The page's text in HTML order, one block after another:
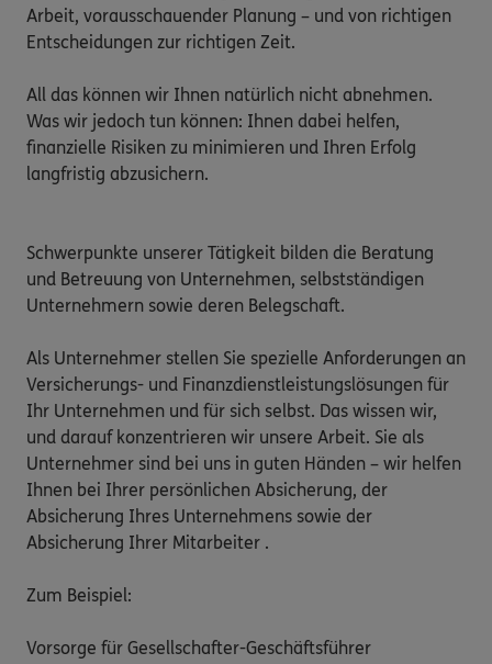
Arbeit, vorausschauender Planung – und von richtigen
Entscheidungen zur richtigen Zeit.
All das können wir Ihnen natürlich nicht abnehmen.
Was wir jedoch tun können: Ihnen dabei helfen,
finanzielle Risiken zu minimieren und Ihren Erfolg
langfristig abzusichern.
Schwerpunkte unserer Tätigkeit bilden die Beratung
und Betreuung von Unternehmen, selbstständigen
Unternehmern sowie deren Belegschaft.
Als Unternehmer stellen Sie spezielle Anforderungen an
Versicherungs- und Finanzdienstleistungslösungen für
Ihr Unternehmen und für sich selbst. Das wissen wir,
und darauf konzentrieren wir unsere Arbeit. Sie als
Unternehmer sind bei uns in guten Händen – wir helfen
Ihnen bei Ihrer persönlichen Absicherung, der
Absicherung Ihres Unternehmens sowie der
Absicherung Ihrer Mitarbeiter .
Zum Beispiel:
Vorsorge für Gesellschafter-Geschäftsführer